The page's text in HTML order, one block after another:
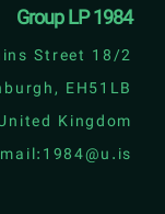
1984 Group LP
18/2 Royston Mains Street,
EH51LB,
Kingdom